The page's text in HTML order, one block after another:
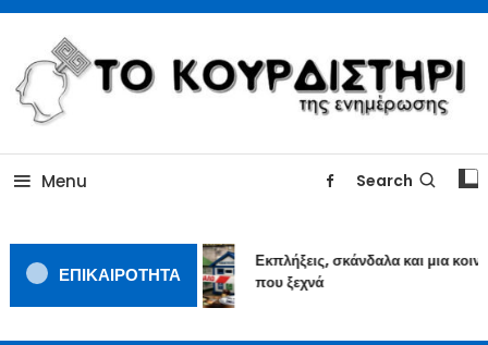
Skip
Content
TOKOURDISTIRI.GR
Menu Search
ΕΠΙΚΑΙΡΟΤΗΤΑ
Εκπλήξεις, σκάνδαλα και μια
που ξεχνά